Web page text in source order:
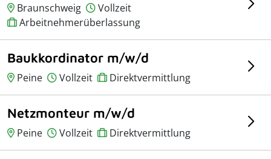
Braunschweig
Vollzeit
Arbeitnehmerüberlassung
Baukkordinator m/w/d
Peine Vollzeit Direktvermittlung
Netzmonteur m/w/d
Peine Vollzeit Direktvermittlung